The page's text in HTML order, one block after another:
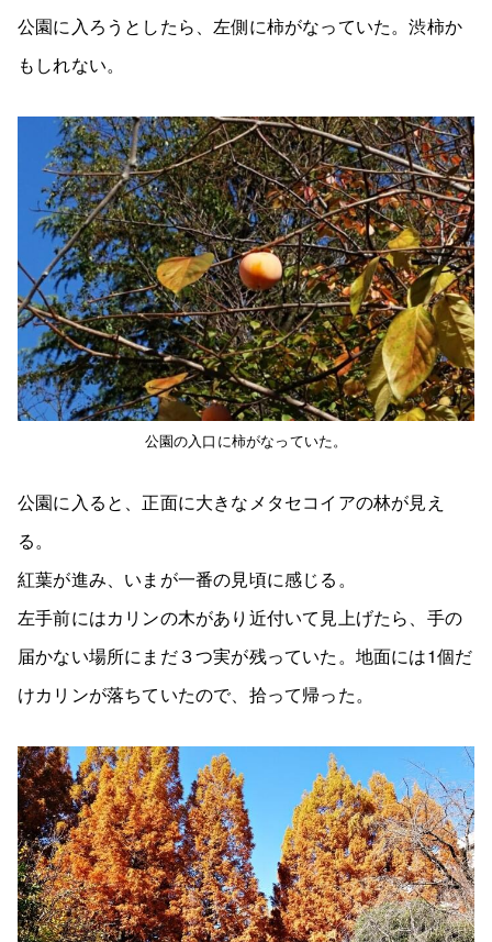
公園に入ろうとしたら、左側に柿がなっていた。渋柿か
もしれない。
公園の入口に柿がなっていた。
公園に入ると、正面に大きなメタセコイアの林が見え
る。
紅葉が進み、いまが一番の見頃に感じる。
左手前にはカリンの木があり近付いて見上げたら、手の
届かない場所にまだ３つ実が残っていた。地面には1個だ
けカリンが落ちていたので、拾って帰った。